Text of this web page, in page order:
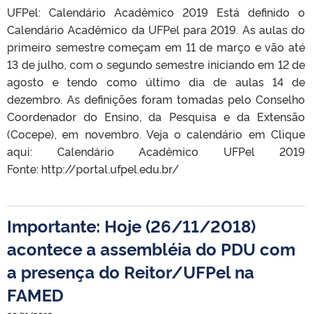
UFPel: Calendário Acadêmico 2019 Está definido o
Calendário Acadêmico da UFPel para 2019. As aulas do
primeiro semestre começam em 11 de março e vão até
13 de julho, com o segundo semestre iniciando em 12 de
agosto e tendo como último dia de aulas 14 de
dezembro. As definições foram tomadas pelo Conselho
Coordenador do Ensino, da Pesquisa e da Extensão
(Cocepe), em novembro. Veja o calendário em Clique
aqui: Calendário Acadêmico UFPel 2019
Fonte: http://portal.ufpel.edu.br/
Importante: Hoje (26/11/2018)
acontece a assembléia do PDU com
a presença do Reitor/UFPel na
FAMED